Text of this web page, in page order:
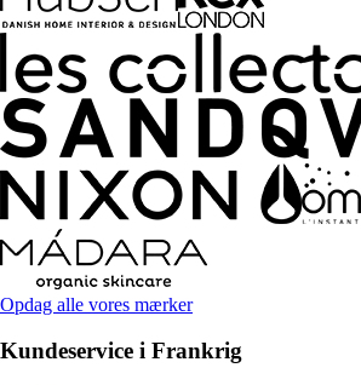
Opdag alle vores mærker
Kundeservice i Frankrig